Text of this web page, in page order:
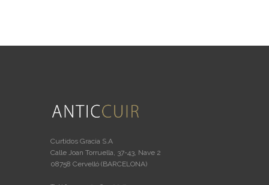
Curtidos Gracia S.A
Calle Joan Torruella, 37-43, Nave 2
08758 Cervelló (BARCELONA)